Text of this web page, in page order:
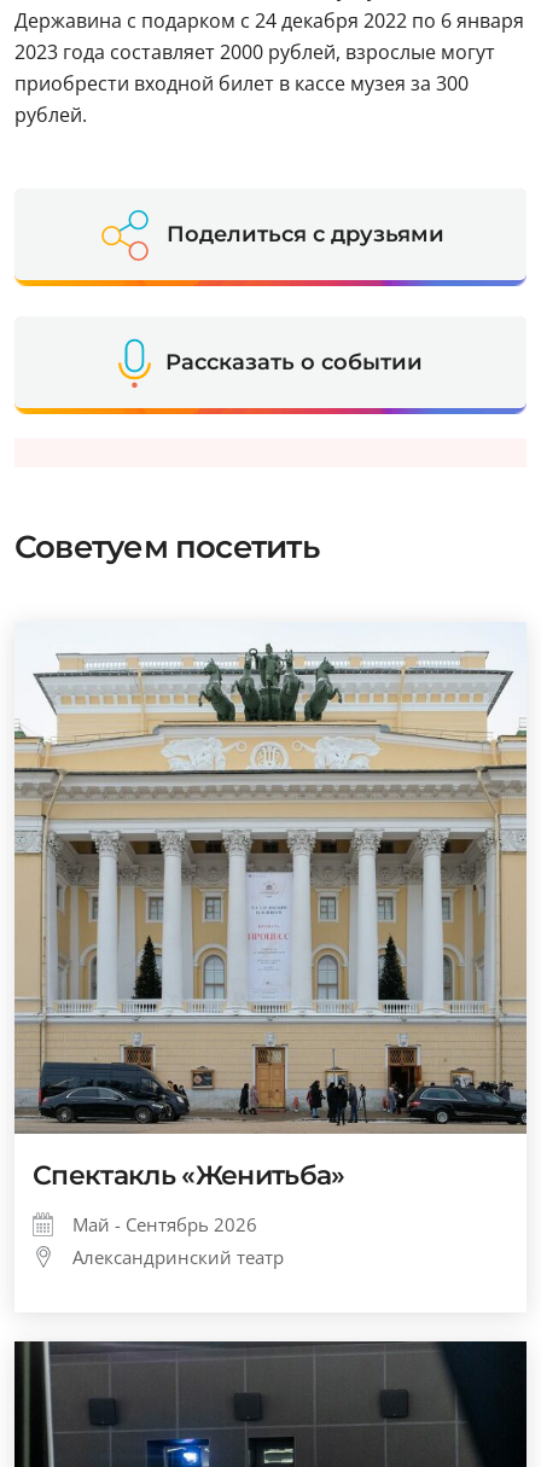
Державина с подарком с 24 декабря 2022 по 6 января
2023 года составляет 2000 рублей, взрослые могут
приобрести входной билет в кассе музея за 300
рублей.
Поделиться с друзьями
Рассказать о событии
Советуем посетить
Спектакль «Женитьба»
Май - Сентябрь 2026
Александринский театр